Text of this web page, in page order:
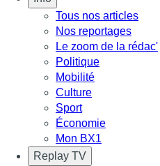
Tous nos articles
Nos reportages
Le zoom de la rédac'
Politique
Mobilité
Culture
Sport
Économie
Mon BX1
Replay TV